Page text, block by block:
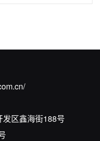
区鑫海街188号